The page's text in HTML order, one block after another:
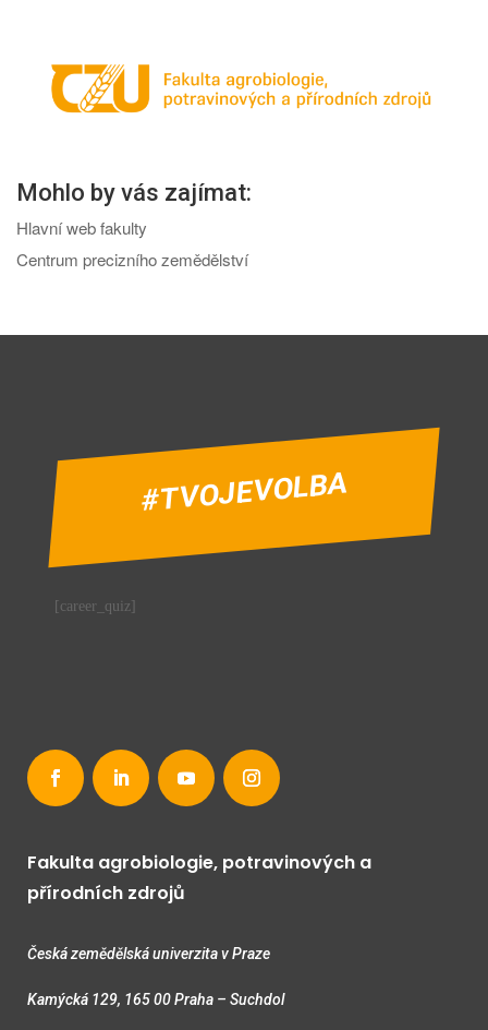
Mohlo by vás zajímat:
Hlavní web fakulty
Centrum precizního zemědělství
#TVOJEVOLBA
[career_quiz]
Fakulta agrobiologie, potravinových a
přírodních zdrojů
Česká zemědělská univerzita v Praze
Kamýcká 129, 165 00 Praha – Suchdol